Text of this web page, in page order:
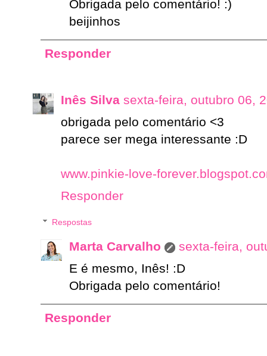
Obrigada pelo comentário! :)
beijinhos
Responder
Inês Silva sexta-feira, outubro 06,
obrigada pelo comentário <3
parece ser mega interessante :D
www.pinkie-love-
Responder
Respostas
Marta Carvalho
sexta-feira,
E é mesmo, Inês! :D
Obrigada pelo comentário!
Responder